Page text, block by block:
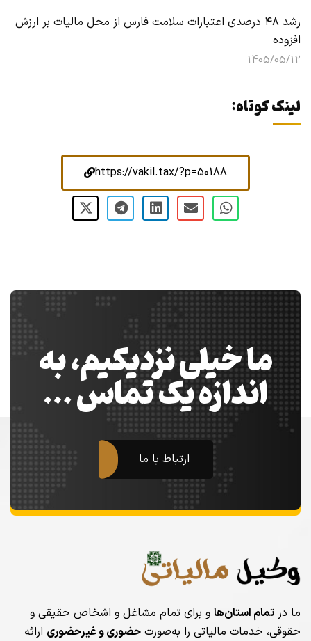
رشد ۴۸ درصدی اعتبارات سلامت فارس از محل مالیات بر ارزش
افزوده
1405/05/12
لینک کوتاه:
https://vakil.tax/?p=50188
ما خیلی نزدیکیم، به
اندازه یک تماس …
ارتباط با ما
ما در تمام استان‌ها و برای تمام مشاغل و اشخاص حقیقی و
حقوقی، خدمات مالیاتی را به‌صورت حضوری و غیرحضوری ارائه